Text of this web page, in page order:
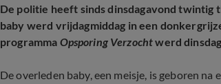
De politie heeft sinds dinsdagavond
baby werd vrijdagmiddag in een
programma Opsporing Verzochtwerd
De overleden baby, een meisje, is geboren